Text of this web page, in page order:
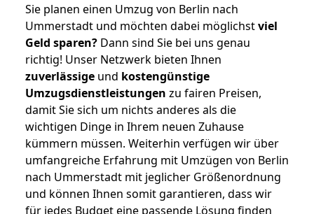
Sie planen einen Umzug von Berlin nach
Ummerstadt und möchten dabei möglichstviel
Geld sparen? Dann sind Sie bei uns genau
richtig! Unser Netzwerk bieten Ihnen
zuverlässige und kostengünstige
Umzugsdienstleistungen zu fairen Preisen,
damit Sie sich um nichts anderes als die
wichtigen Dinge in Ihrem neuen Zuhause
kümmern müssen. Weiterhin verfügen wir über
umfangreiche Erfahrung mit Umzügen von Berlin
nach Ummerstadt mit jeglicher Größenordnung
und können Ihnen somit garantieren, dass wir
für jedes Budget eine passende Lösung finden